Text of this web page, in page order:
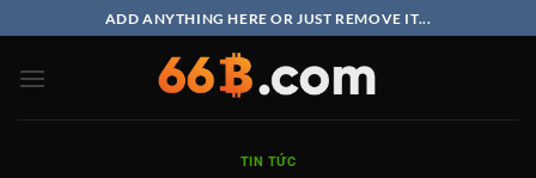
qua
nội
ADD ANYTHING HERE OR JUST REMOVE IT...
TIN TỨC